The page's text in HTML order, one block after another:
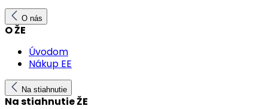
O nás
O ŽE
Úvodom
Nákup EE
Na stiahnutie
Na stiahnutie ŽE